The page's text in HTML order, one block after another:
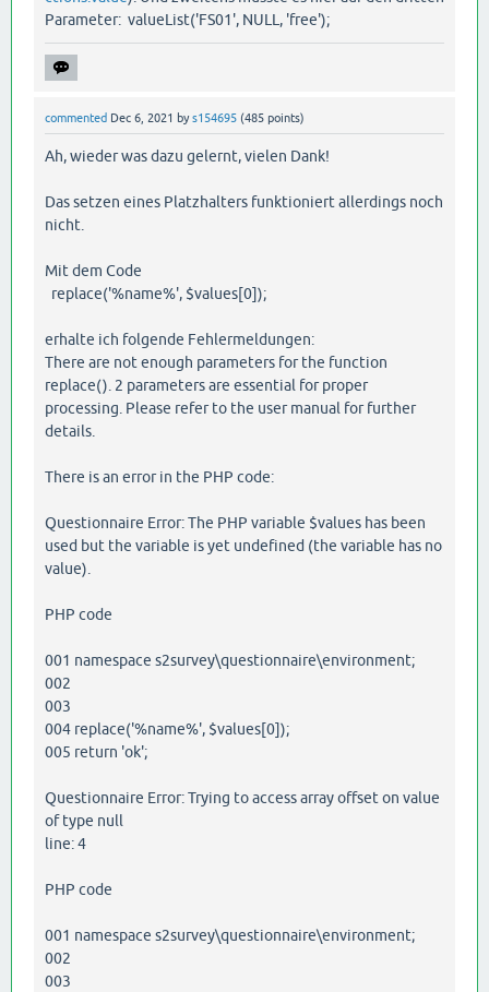
Parameter: valueList('FS01', NULL, 'free');
commented Dec 6, 2021 bys154695 (485 points)
Ah, wieder was dazu gelernt, vielen Dank!
Das setzen eines Platzhalters funktioniert allerdings noch
nicht.
Mit dem Code
replace('%name%', $values[0]);
erhalte ich folgende Fehlermeldungen:
There are not enough parameters for the function
replace(). 2 parameters are essential for proper
processing. Please refer to the user manual for further
details.
There is an error in the PHP code:
Questionnaire Error: The PHP variable $values has been
used but the variable is yet undefined (the variable has no
value).
PHP code
001 namespace s2survey\questionnaire\environment;
002
003
004 replace('%name%', $values[0]);
005 return 'ok';
Questionnaire Error: Trying to access array offset on value
of type null
line: 4
PHP code
001 namespace s2survey\questionnaire\environment;
002
003